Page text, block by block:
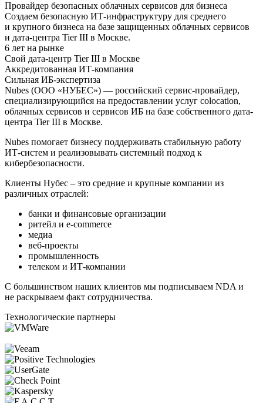
Провайдер безопасных облачных сервисов для бизнеса
Создаем безопасную ИТ-инфраструктуру для среднего
и крупного бизнеса на базе защищенных облачных сервисов
и дата-центра Tier III в Москве.
6 лет на рынке
Свой дата-центр Tier III в Москве
Аккредитованная ИТ-компания
Сильная ИБ-экспертиза
Nubes (ООО «НУБЕС») — российский сервис-провайдер,
специализирующийся на предоставлении услуг colocation,
облачных сервисов и сервисов ИБ на базе собственного дата-
центра Tier III в Москве.
Nubes помогает бизнесу поддерживать стабильную работу
ИТ-систем и реализовывать системный подход к
кибербезопасности.
Клиенты Нубес – это средние и крупные компании из
различных отраслей:
банки и финансовые организации
ритейл и e-commerce
медиа
веб-проекты
промышленность
телеком и ИТ-компании
С большинством наших клиентов мы подписываем NDA и
не раскрываем факт сотрудничества.
Технологические партнеры